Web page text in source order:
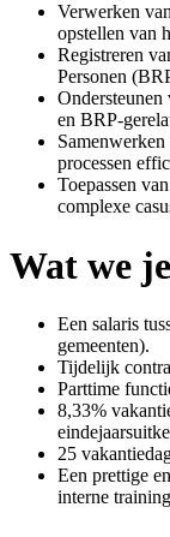
Verwerken
opstellen van
Registreren
Personen
en BRP-
Samenwerken
processen
Toepassen
complexe
Wat we
Een salaris
gemeenten).
Tijdelijk
Parttime
8,33%
25
Een prettige
interne